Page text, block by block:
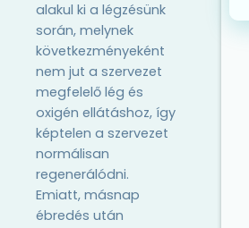
alakul ki a légzésünk
során, melynek
következményeként
nem jut a szervezet
megfelelő lég és
oxigén ellátáshoz, így
képtelen a szervezet
normálisan
regenerálódni.
Emiatt, másnap
ébredés után